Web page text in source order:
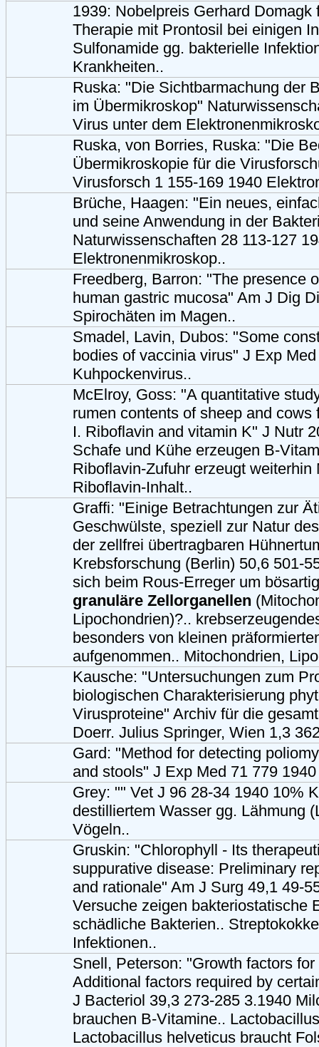
1939: Nobelpreis Gerhard Domagk
Therapie mit Prontosil bei einigen
Sulfonamide gg. bakterielle
Krankheiten..
Ruska: "Die Sichtbarmachung der
im Übermikroskop"
Virus unter dem
Ruska, von Borries, Ruska: "Die
Übermikroskopie für die
Virusforsch 1 155-169 1940
Brüche, Haagen: "Ein neues,
und seine Anwendung in der
Naturwissenschaften 28 113-127
Elektronenmikroskop..
Freedberg, Barron: "The presence
human gastric mucosa" Am J Dig
Spirochäten im Magen..
Smadel, Lavin, Dubos: "Some
bodies of vaccinia virus" J Exp
Kuhpockenvirus..
McElroy, Goss: "A quantitative
rumen contents of sheep and
I. Riboflavin and vitamin K" J Nutr
Schafe und Kühe erzeugen B-
Riboflavin-Zufuhr erzeugt weiterhin
Riboflavin-Inhalt..
Graffi: "Einige Betrachtungen zur
Geschwülste, speziell zur Natur
der zellfrei übertragbaren
Krebsforschung (Berlin) 50,6 501-
sich beim Rous-Erreger um
granuläre Zellorganellen
Lipochondrien)?..
besonders von kleinen
aufgenommen.. Mitochondrien,
Kausche: "Untersuchungen zum
biologischen Charakterisierung
Virusproteine" Archiv für die
Doerr. Julius Springer, Wien 1,3
Gard: "Method for detecting
and stools" J Exp Med 71 779 1940
Grey: "" Vet J 96 28-34 1940 10%
destilliertem Wasser gg. Lähmung
Vögeln..
Gruskin: "Chlorophyll - Its
suppurative disease: Preliminary
and rationale" Am J Surg 49,1 49-
Versuche zeigen bakteriostatische
schädliche Bakterien..
Infektionen..
Snell, Peterson: "Growth factors
Additional factors required by
J Bacteriol 39,3 273-285 3.1940
brauchen B-Vitamine..
Lactobacillus helveticus braucht